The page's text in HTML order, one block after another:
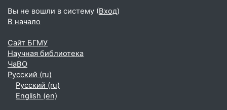
Вы не вошли в систему (Вход)
В начало
Сайт БГМУ
Научная библиотека
ЧаВО
Русский ‎(ru)‎
Русский ‎(ru)‎
English ‎(en)‎